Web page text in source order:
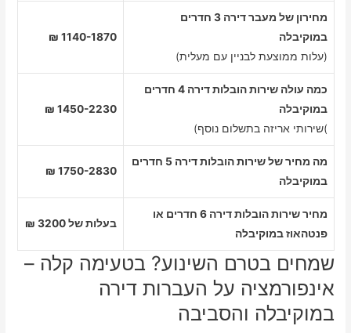
מחירון של מעבר דירה 3 חדרים
במוקיבלה
(עלות ממוצעת לבניין עם מעלית)
1140-1870 ₪
כמה עולה שירות הובלות דירה 4 חדרים
במוקיבלה
)שירותי אריזה בתשלום נוסף)
1450-2230 ₪
מה מחיר של שירות הובלות דירה 5 חדרים
במוקיבלה
1750-2830 ₪
מחיר שירות הובלות דירה 6 חדרים או
פנטהאוז במוקיבלה
בעלות של 3200 ₪
שמחים בטרם השינוע? בטעימה קלה –
אינפורמציה על העברות דירה
במוקיבלה והסביבה